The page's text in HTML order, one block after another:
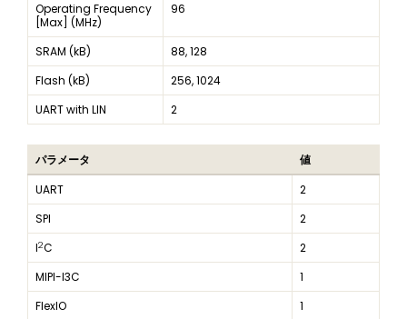
Operating Frequency
[Max] (MHz)
96
SRAM (kB)
88, 128
Flash (kB)
256, 1024
UART with LIN
2
パラメータ
値
UART
2
SPI
2
I2C
2
MIPI-I3C
1
FlexIO
1